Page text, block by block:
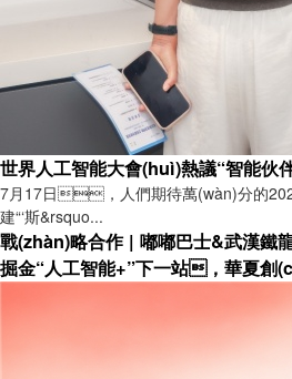
世界人工智能大會(huì)熱議“智能
7月17日，人們期待萬(wàn)分的
建“‘斯&rsquo...
戰(zhàn)略合作 | 嘟嘟巴士&武漢
掘金“人工智能+”下一站，華夏創